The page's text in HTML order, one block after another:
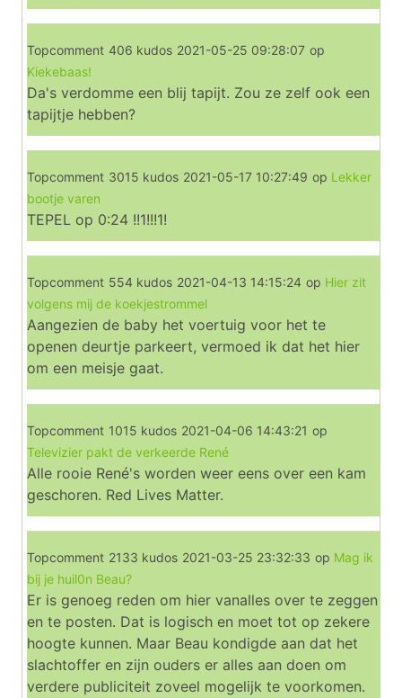
Topcomment 406 kudos 2021-05-25 09:28:07 op
Kiekebaas!
Da's verdomme een blij tapijt. Zou ze zelf ook een
tapijtje hebben?
Topcomment 3015 kudos 2021-05-17 10:27:49 op Lekker
bootje varen
TEPEL op 0:24 !!1!!!1!
Topcomment 554 kudos 2021-04-13 14:15:24 op Hier zit
volgens mij de koekjestrommel
Aangezien de baby het voertuig voor het te
openen deurtje parkeert, vermoed ik dat het hier
om een meisje gaat.
Topcomment 1015 kudos 2021-04-06 14:43:21 op
Televizier pakt de verkeerde René
Alle rooie René's worden weer eens over een kam
geschoren. Red Lives Matter.
Topcomment 2133 kudos 2021-03-25 23:32:33 op Mag ik
bij je huil0n Beau?
Er is genoeg reden om hier vanalles over te zeggen
en te posten. Dat is logisch en moet tot op zekere
hoogte kunnen. Maar Beau kondigde aan dat het
slachtoffer en zijn ouders er alles aan doen om
verdere publiciteit zoveel mogelijk te voorkomen.